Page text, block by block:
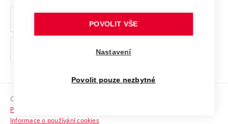
Ochrana osobních údajů
odkaz)
Sociální bezpečí
HR Award
Copyright © 2026 VUT
Prohlášení o přístupnosti
Informace o používání cookies
POVOLIT VŠE
Nastavení
Povolit pouze nezbytné